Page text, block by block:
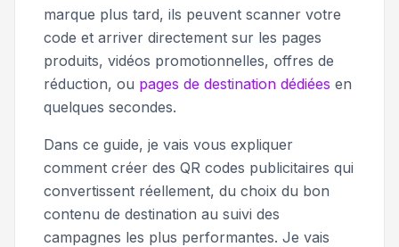
marque plus tard, ils peuvent scanner votre
code et arriver directement sur les pages
produits, vidéos promotionnelles, offres de
réduction, ou pages de destination dédiées en
quelques secondes.
Dans ce guide, je vais vous expliquer
comment créer des QR codes publicitaires qui
convertissent réellement, du choix du bon
contenu de destination au suivi des
campagnes les plus performantes. Je vais